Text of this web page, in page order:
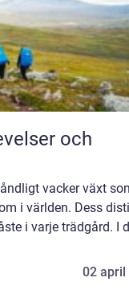
och
vacker växt
i världen. Dess
i varje trädgård. I
02 april